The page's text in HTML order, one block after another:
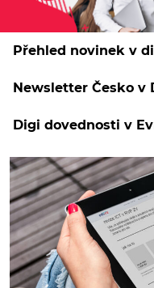
Přehled novinek v
Newsletter Česko v
Digi dovednosti v